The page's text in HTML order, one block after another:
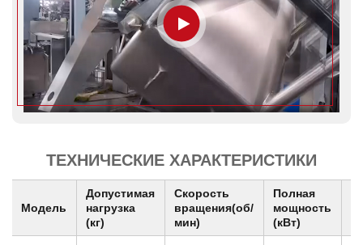
ТЕХНИЧЕСКИЕ ХАРАКТЕРИСТИКИ
Модель
Допустимая
нагрузка
(кг)
Скорость
вращения(об/
мин)
Полная
мощность
(кВт)